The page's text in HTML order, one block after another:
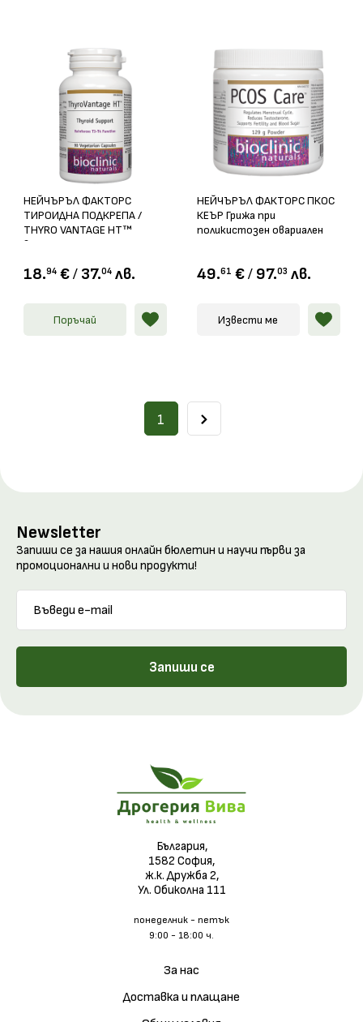
НЕЙЧЪРЪЛ ФАКТОРС
ТИРОИДНА ПОДКРЕПА /
THYRO VANTAGE HT™
вегет.капс. х 90
18.94 € / 37.04 лв.
Поръчай
НЕЙЧЪРЪЛ ФАКТОРС ПКОС
КЕЪР Грижа при
поликистозен овариален
49.61 € / 97.03 лв.
Извести ме
1
Newsletter
Запиши се за нашия онлайн бюлетин и научи първи за
промоционални и нови продукти!
Запиши се
България,
1582 София,
ж.к. Дружба 2,
Ул. Обиколна 111
понеделник - петък
9:00 - 18:00 ч.
За нас
Доставка и плащане